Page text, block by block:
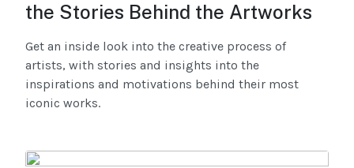
the Stories Behind the Artworks
Get an inside look into the creative process of
artists, with stories and insights into the
inspirations and motivations behind their most
iconic works.